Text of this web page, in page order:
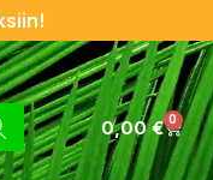
0,00€ 0